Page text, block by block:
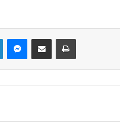
LinkedIn Compartir vía correo electrónico